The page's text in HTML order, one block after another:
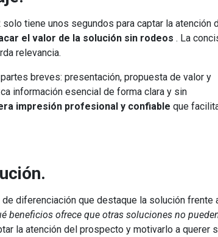
tiene unos segundos para captar la atención
el valor de la solución sin rodeos . La
relevancia.
breves: presentación, propuesta de valor y
información esencial de forma clara y sin
impresión profesional y confiable que
diferenciación que destaque la solución frente
beneficios ofrece que otras soluciones no
la atención del prospecto y motivarlo a querer